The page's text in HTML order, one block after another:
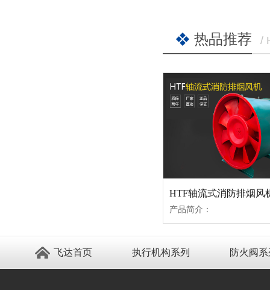
热品推荐 /
HTF轴流式消防排烟风
产品简介：
飞达首页 执行机构系列 防火阀